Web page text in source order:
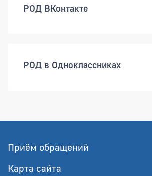
РОД ВКонтакте
РОД в Одноклассниках
Приём обращений
Карта сайта